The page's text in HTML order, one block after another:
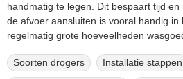
handmatig te legen. Dit bespaart tijd
de afvoer aansluiten is vooral handig in
regelmatig grote hoeveelheden
Soorten drogers Installatie stappen